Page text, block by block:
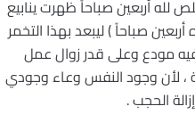
لله أربعين صباحاً ظهرت ينابيع
(2) ذكر أن الله ( خمر طينة آدم بيده أربعين صباحاً ) ليبعد بهذا التخمر
فيه مودع وعلى قدر زوال عمل
، لأن وجود النفس وعاء وجودي
الحجب .